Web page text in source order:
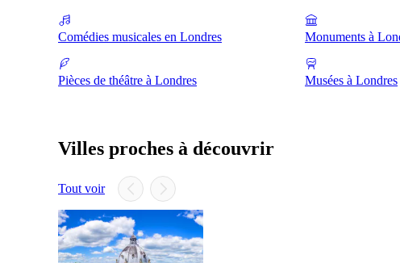
Comédies musicales en Londres Monuments à
Pièces de théâtre à Londres Musées à Londres
Villes proches à découvrir
Tout voir